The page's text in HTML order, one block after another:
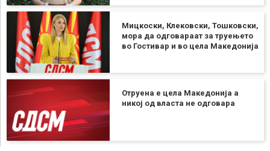
Мицкоски, Клековски, Тошковски,
мора да одговараат за труењето
во Гостивар и во цела Македонија
Отруена е цела Македонија а
никој од власта не одговара